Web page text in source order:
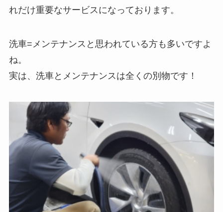
れだけ重要なサービスになっております。
洗車=メンテナンスと思われている方も多いですよ
ね。
実は、洗車とメンテナンスは全くの別物です！